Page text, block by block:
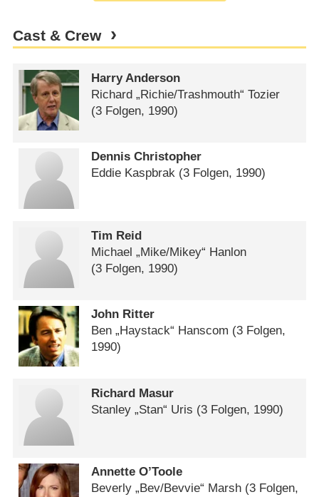
Cast & Crew
Harry Anderson
Richard „Richie/​Trashmouth“ Tozier
(3 Folgen, 1990)
Dennis Christopher
Eddie Kaspbrak (3 Folgen, 1990)
Tim Reid
Michael „Mike/​Mikey“ Hanlon
(3 Folgen, 1990)
John Ritter
Ben „Haystack“ Hanscom (3 Folgen,
1990)
Richard Masur
Stanley „Stan“ Uris (3 Folgen, 1990)
Annette O’Toole
Beverly „Bev/​Bevvie“ Marsh (3 Folgen,